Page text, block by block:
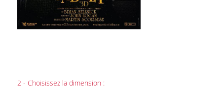
2 - Choisissez la dimension :